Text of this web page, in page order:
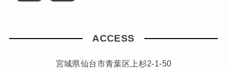
ACCESS
宮城県仙台市青葉区上杉2-1-50